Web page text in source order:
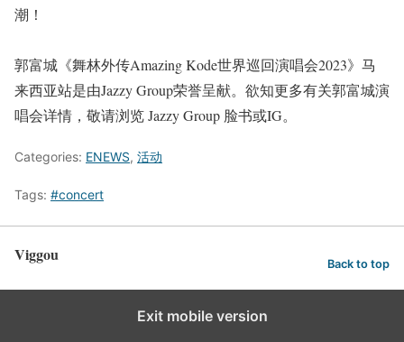
潮！
郭富城《舞林外传Amazing Kode世界巡回演唱会2023》马
来西亚站是由Jazzy Group荣誉呈献。欲知更多有关郭富城演
唱会详情，敬请浏览 Jazzy Group 脸书或IG。
Categories: ENEWS, 活动
Tags: #concert
Viggou Back to top
Exit mobile version